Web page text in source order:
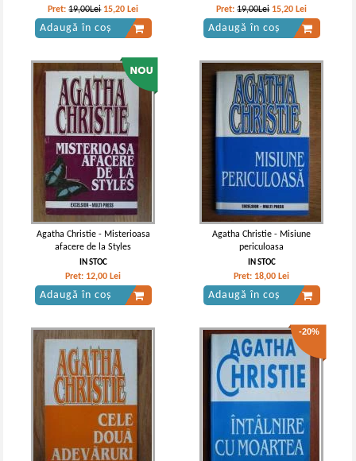
Pret:19,00Lei 15,20 Lei
Adaugă în coș
Pret:19,00Lei 15,20 Lei
Adaugă în coș
Agatha Christie - Misterioasa
afacere de la Styles
IN STOC
Pret: 12,00 Lei
Adaugă în coș
Agatha Christie - Misiune
periculoasa
IN STOC
Pret: 18,00 Lei
Adaugă în coș
-20%